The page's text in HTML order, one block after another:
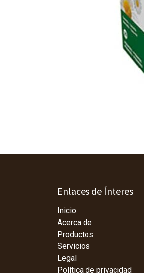
Enlaces de Ínteres
Inicio
Acerca de
Productos
Servicios
Legal
Política de privacidad